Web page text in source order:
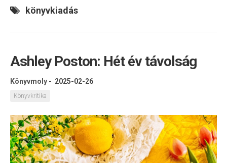
Kapcsolat
Olvasó sarok
Könyveim
Rólam
könyvkiadás
Ashley Poston: Hét év távolság
Könyvmoly - 2025-02-26
Könyvkritika